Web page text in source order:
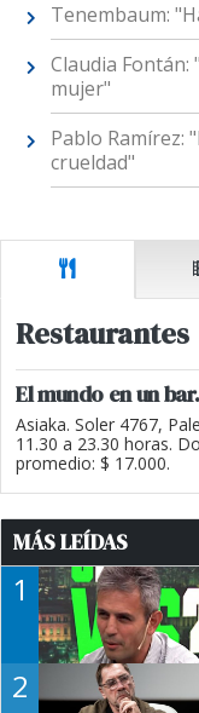
Tenembaum:
Claudia Fontán:
mujer"
Pablo Ramírez:
crueldad"
Restaurantes
El mundo en un bar.
Asiaka. Soler 4767,
11.30 a 23.30 horas.
promedio: $ 17.000.
MÁS LEÍDAS
1
2